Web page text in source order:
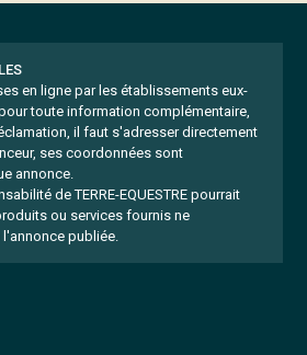
en ligne par les établissements eux-
toute information complémentaire,
il faut s'adresser directement
ses coordonnées sont
annonce.
de TERRE-EQUESTRE pourrait
ou services fournis ne
publiée.